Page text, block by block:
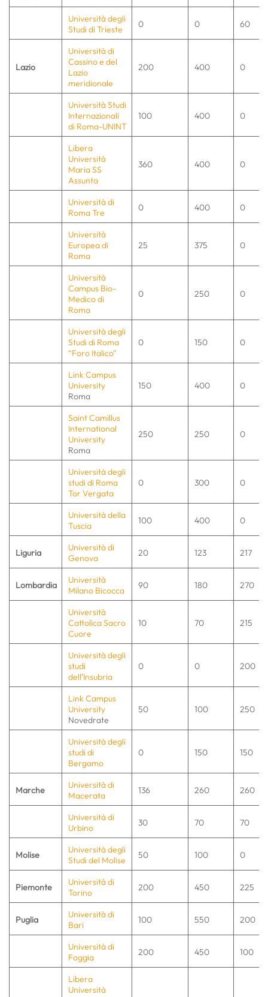
Università degli
Studi di Trieste
0 0 60
Lazio
Università di
Cassino e del
Lazio
meridionale
200 400 0
Università Studi
Internazionali
di Roma-UNINT
100 400 0
Libera
Università
Maria SS
Assunta
360 400 0
Università di
Roma Tre
0 400 0
Università
Europea di
Roma
25 375 0
Università
Campus Bio-
Medico di
Roma
0 250 0
Università degli
Studi di Roma
“Foro Italico”
0 150 0
Link Campus
University
Roma
150 400 0
Saint Camillus
International
University
Roma
250 250 0
Università degli
studi di Roma
Tor Vergata
0 300 0
Università della
Tuscia
100 400 0
Liguria
Università di
Genova
20 123 217
Lombardia
Università
Milano Bicocca
90 180 270
Università
Cattolica Sacro
Cuore
10 70 215
Università degli
studi
dell’Insubria
0 0 200
Link Campus
University
Novedrate
50 100 250
Università degli
studi di
Bergamo
0 150 150
Marche
Università di
Macerata
136 260 260
Università di
Urbino
30 70 70
Molise
Università degli
Studi del Molise
50 100 0
Piemonte
Università di
Torino
200 450 225
Puglia
Università di
Bari
100 550 200
Università di
Foggia
200 450 100
Libera
Università